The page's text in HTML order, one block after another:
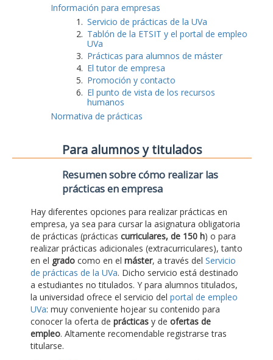
Información para empresas
Servicio de prácticas de la UVa
Tablón de la ETSIT y el portal de empleo
UVa
Prácticas para alumnos de máster
El tutor de empresa
Promoción y contacto
El punto de vista de los recursos
humanos
Normativa de prácticas
Para alumnos y titulados
Resumen sobre cómo realizar las
prácticas en empresa
Hay diferentes opciones para realizar prácticas en
empresa, ya sea para cursar la asignatura obligatoria
de prácticas (prácticas curriculares, de 150 h) o para
realizar prácticas adicionales (extracurriculares), tanto
en el grado como en el máster, a través del Servicio
de prácticas de la UVa. Dicho servicio está destinado
a estudiantes no titulados. Y para alumnos titulados,
la universidad ofrece el servicio del portal de empleo
UVa: muy conveniente hojear su contenido para
conocer la oferta de prácticas y de ofertas de
empleo. Altamente recomendable registrarse tras
titularse.